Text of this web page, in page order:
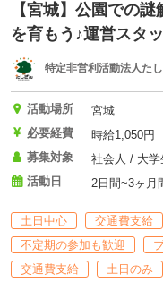
【宮城】公園での
を育もう♪運営スタ
特定非営利活動法人た
活動場所
宮城
必要経費
時給1,050円
募集対象
社会人 / 大学
活動日
2日間~3ヶ月
土日中心 交通費支給
不定期の参加も歓迎
交通費支給
土日のみ